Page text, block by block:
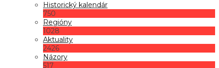
Historický kalendár
750
Regióny
1028
Aktuality
2426
Názory
517